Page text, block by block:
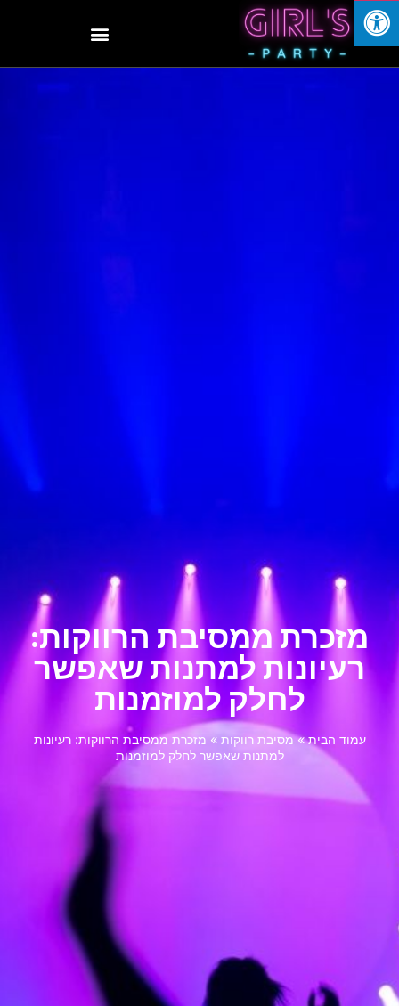
מזכרת ממסיבת הרווקות:
רעיונות למתנות שאפשר
לחלק למוזמנות
עמוד הבית»מסיבת רווקות» מזכרת ממסיבת הרווקות: רעיונות
למתנות שאפשר לחלק למוזמנות